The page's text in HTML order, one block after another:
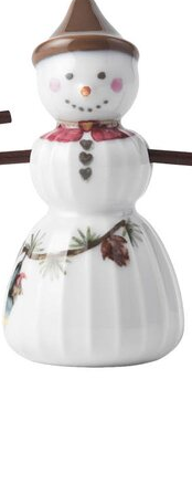
Linderud
vei 38, 0594 Oslo
10-21
Jæren - M44